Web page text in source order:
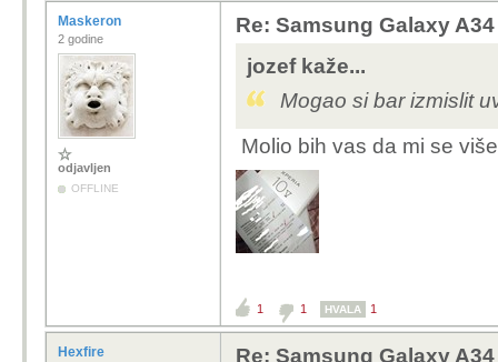
Maskeron
2 godine
odjavljen
OFFLINE
Re: Samsung Galaxy A34
jozef kaže...
Mogao si bar izmislit
Molio bih vas da mi se
1 1 HVALA 1
Hexfire
Re: Samsung Galaxy A34